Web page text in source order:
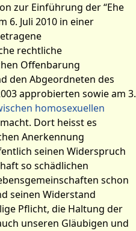
zur Einführung der “Ehe
6. Juli 2010 in einer
rechtliche
Offenbarung
den Abgeordneten des
approbierten sowie am 3.
homosexuellen
Dort heisst es
Anerkennung
seinen Widerspruch
so schädlichen
schon
seinen Widerstand
Pflicht, die Haltung der
unseren Gläubigen und